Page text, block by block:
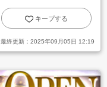
キープする
最終更新： 2025年09月05日 12:19